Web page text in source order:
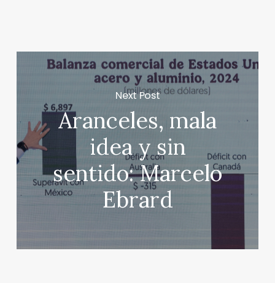
Next Post
Aranceles, mala
idea y sin
sentido: Marcelo
Ebrard